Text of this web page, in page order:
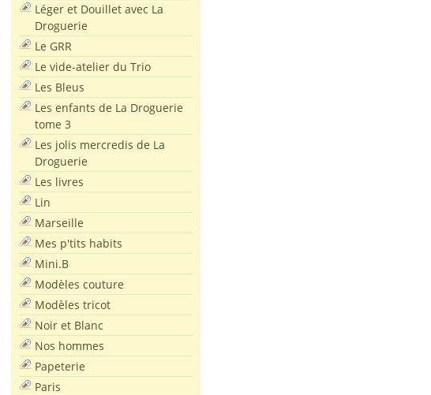
Léger et Douillet avec La
Droguerie
Le GRR
Le vide-atelier du Trio
Les Bleus
Les enfants de La Droguerie
tome 3
Les jolis mercredis de La
Droguerie
Les livres
Lin
Marseille
Mes p'tits habits
Mini.B
Modèles couture
Modèles tricot
Noir et Blanc
Nos hommes
Papeterie
Paris